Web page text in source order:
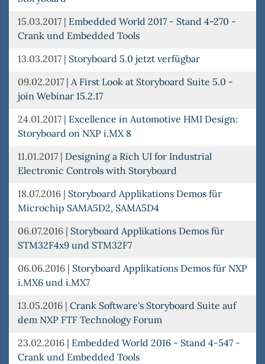
15.03.2017 | Embedded World 2017 - Stand 4-270 -
Crank und Embedded Tools
13.03.2017 | Storyboard 5.0 jetzt verfügbar
09.02.2017 | A First Look at Storyboard Suite 5.0 -
join Webinar 15.2.17
24.01.2017 | Excellence in Automotive HMI Design:
Storyboard on NXP i.MX 8
11.01.2017 | Designing a Rich UI for Industrial
Electronic Controls with Storyboard
18.07.2016 | Storyboard Applikations Demos für
Microchip SAMA5D2, SAMA5D4
06.07.2016 | Storyboard Applikations Demos für
STM32F4x9 und STM32F7
06.06.2016 | Storyboard Applikations Demos für NXP
i.MX6 und i.MX7
13.05.2016 | Crank Software's Storyboard Suite auf
dem NXP FTF Technology Forum
23.02.2016 | Embedded World 2016 - Stand 4-547 -
Crank und Embedded Tools